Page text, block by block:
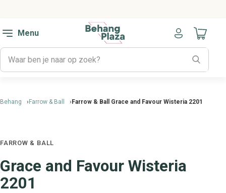
Menu
Naar
Behang Farrow & Ball Farrow & Ball Grace and Favour Wisteria 2201
FARROW & BALL
Grace and Favour Wisteria
2201